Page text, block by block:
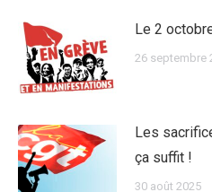
Le 2
26 septembre
Les
ça suffit !
30 août 2025